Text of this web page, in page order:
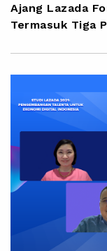
Ajang Lazada
Termasuk Tiga